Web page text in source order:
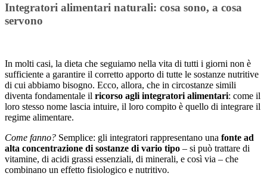
Integratori alimentari naturali: cosa sono, a cosa
servono
In molti casi, la dieta che seguiamo nella vita di tutti i giorni non è
sufficiente a garantire il corretto apporto di tutte le sostanze nutritive
di cui abbiamo bisogno. Ecco, allora, che in circostanze simili
diventa fondamentale il ricorso agli integratori alimentari: come il
loro stesso nome lascia intuire, il loro compito è quello di integrare il
regime alimentare.
Come fanno? Semplice: gli integratori rappresentano una fonte ad
alta concentrazione di sostanze di vario tipo – si può trattare di
vitamine, di acidi grassi essenziali, di minerali, e così via – che
combinano un effetto fisiologico e nutritivo.